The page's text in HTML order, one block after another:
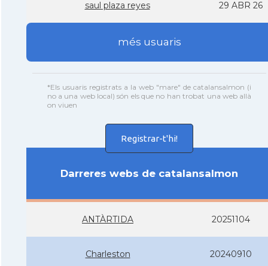
saul plaza reyes 29 ABR 26
més usuaris
*Els usuaris registrats a la web "mare" de catalansalmon (i
no a una web local) són els que no han trobat una web allà
on viuen
Registrar-t'hi!
Darreres webs de catalansalmon
ANTÀRTIDA 20251104
Charleston 20240910